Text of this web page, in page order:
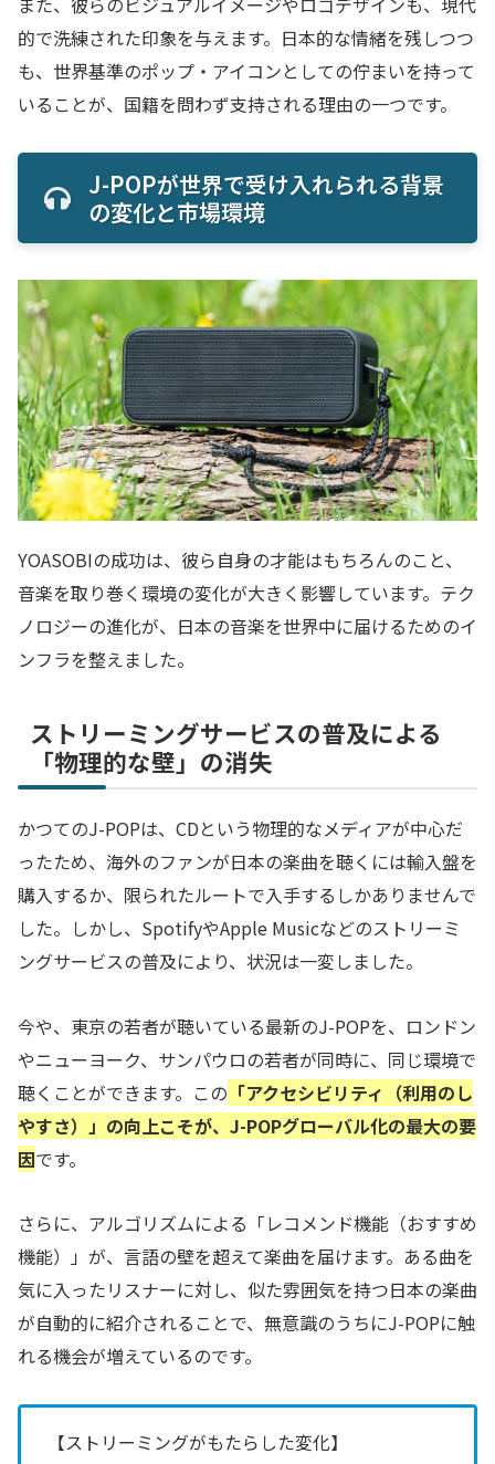
的で洗練された印象を与えます。日本的な情緒を残しつつ
も、世界基準のポップ・アイコンとしての佇まいを持って
いることが、国籍を問わず支持される理由の一つです。
J-POPが世界で受け入れられる背景
の変化と市場環境
YOASOBIの成功は、彼ら自身の才能はもちろんのこと、
音楽を取り巻く環境の変化が大きく影響しています。テク
ノロジーの進化が、日本の音楽を世界中に届けるためのイ
ンフラを整えました。
ストリーミングサービスの普及による
「物理的な壁」の消失
かつてのJ-POPは、CDという物理的なメディアが中心だ
ったため、海外のファンが日本の楽曲を聴くには輸入盤を
購入するか、限られたルートで入手するしかありませんで
した。しかし、SpotifyやApple Musicなどのストリーミ
ングサービスの普及により、状況は一変しました。
今や、東京の若者が聴いている最新のJ-POPを、ロンドン
やニューヨーク、サンパウロの若者が同時に、同じ環境で
聴くことができます。この 「アクセシビリティ（利用のし
やすさ）」の向上こそが、J-POPグローバル化の最大の要
因です。
さらに、アルゴリズムによる「レコメンド機能（おすすめ
機能）」が、言語の壁を超えて楽曲を届けます。ある曲を
気に入ったリスナーに対し、似た雰囲気を持つ日本の楽曲
が自動的に紹介されることで、無意識のうちにJ-POPに触
れる機会が増えているのです。
【ストリーミングがもたらした変化】